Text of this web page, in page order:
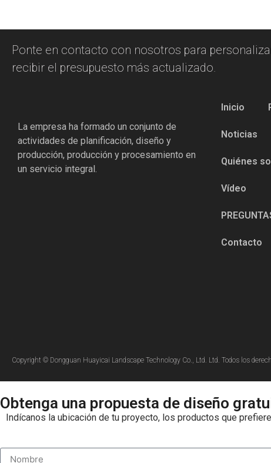
Ponte en contacto con nosotros para
recibir el presupuesto más actualizado.
La empresa ha formado un conjunto de
actividades de planificación, diseño y
producción, producción y procesamiento en
un servicio integral.
Inicio
Noticias
Quiénes
Vídeo
Contacto
Copyright © Dongguan Huayicai Landscape Technology Co., Ltd. Ltd. Todos los
Obtenga una propuesta de diseño
Indícanos la ubicación de tu proyecto, los productos que